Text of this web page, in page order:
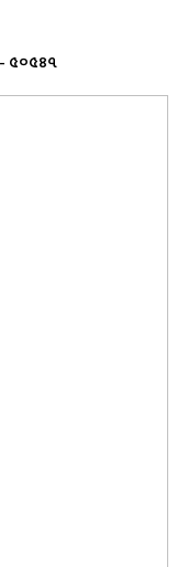
- ৫০৫৪৭